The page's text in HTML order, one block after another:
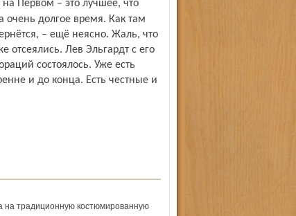
очень долгое время. Как там
– ещё неясно. Жаль, что
отсеялись. Лев Эльгардт с его
состоялось. Уже есть
и до конца. Есть честные и
на традиционную костюмированную